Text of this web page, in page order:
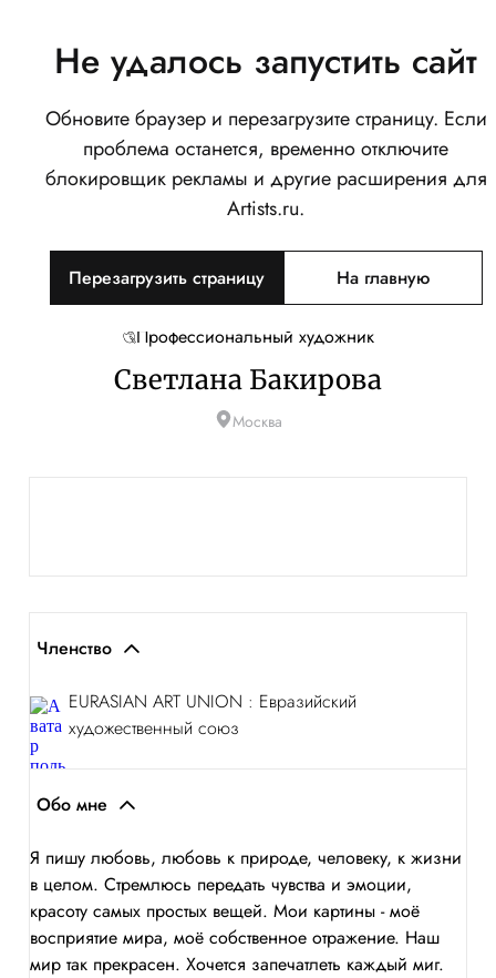
Не удалось запустить сайт
Обновите браузер и перезагрузите страницу. Если
проблема останется, временно отключите
блокировщик рекламы и другие расширения для
Artists.ru.
Перезагрузить страницу На главную
Профессиональный художник
Светлана Бакирова
Москва
Членство
EURASIAN ART UNION : Евразийский
художественный союз
Обо мне
Я пишу любовь, любовь к природе, человеку, к жизни
в целом. Стремлюсь передать чувства и эмоции,
красоту самых простых вещей. Мои картины - моё
восприятие мира, моё собственное отражение. Наш
мир так прекрасен. Хочется запечатлеть каждый миг.